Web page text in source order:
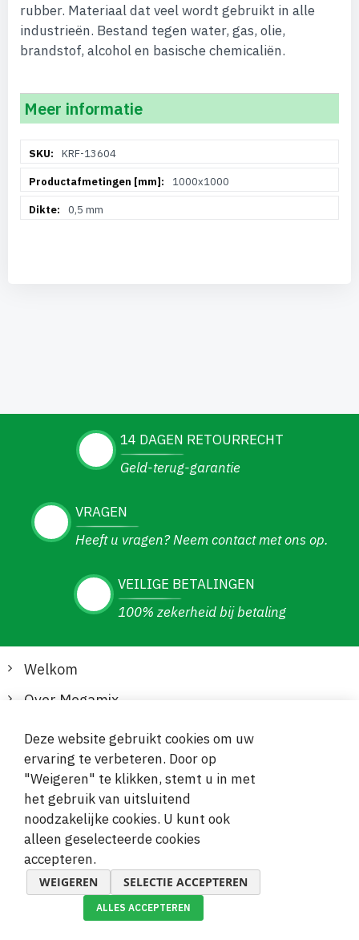
rubber. Materiaal dat veel wordt gebruikt in alle
industrieën. Bestand tegen water, gas, olie,
brandstof, alcohol en basische chemicaliën.
Meer informatie
informatieKRF-13604
1000x1000
0,5 mm
14 DAGEN RETOURRECHT
Geld-terug-garantie
VRAGEN
Heeft u vragen? Neem contact met ons op.
VEILIGE BETALINGEN
100% zekerheid bij betaling
Welkom
Over Megamix
Informatie
Klantenservice
Veilige en gemakkelijke betalingen
Deze website gebruikt cookies om uw
ervaring te verbeteren. Door op
"Weigeren" te klikken, stemt u in met
het gebruik van uitsluitend
noodzakelijke cookies. U kunt ook
alleen geselecteerde cookies
accepteren.
WEIGEREN SELECTIE ACCEPTEREN
ALLES ACCEPTEREN